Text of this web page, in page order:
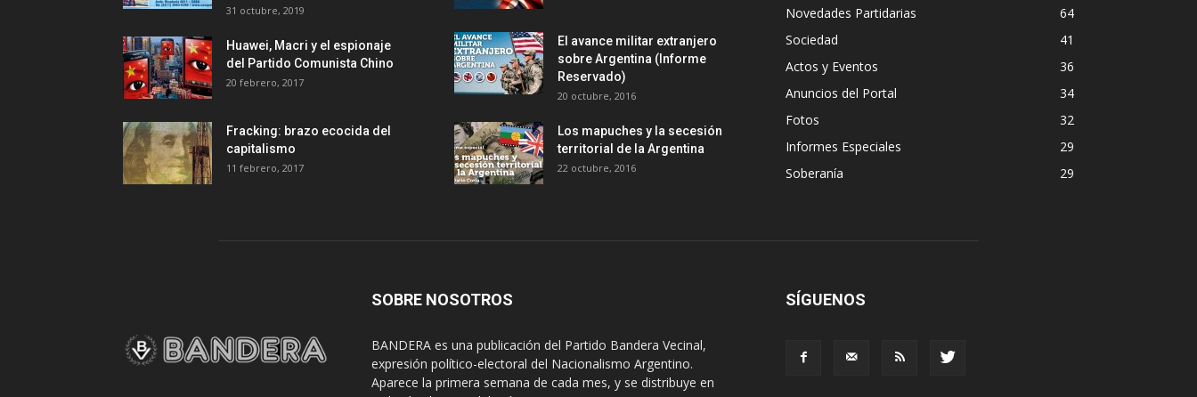
31 octubre, 2019
Huawei, Macri y el espionaje
del Partido Comunista Chino
20 febrero, 2017
Fracking: brazo ecocida del
capitalismo
11 febrero, 2017
El avance militar extranjero
sobre Argentina (Informe
Reservado)
20 octubre, 2016
Los mapuches y la secesión
territorial de la Argentina
22 octubre, 2016
Novedades Partidarias
64
Sociedad
41
Actos y Eventos
36
Anuncios del Portal
34
Fotos
32
Informes Especiales
29
Soberanía
29
SOBRE NOSOTROS
BANDERA es una publicación del Partido Bandera Vecinal,
expresión político-electoral del Nacionalismo Argentino.
Aparece la primera semana de cada mes, y se distribuye en
SÍGUENOS